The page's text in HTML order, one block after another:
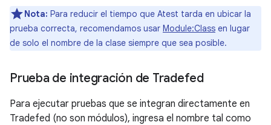
Nota: Para reducir el tiempo que Atest tarda en ubicar la
prueba correcta, recomendamos usar Module:Class en lugar
de solo el nombre de la clase siempre que sea posible.
Prueba de integración de Tradefed
Para ejecutar pruebas que se integran directamente en
Tradefed (no son módulos), ingresa el nombre tal como